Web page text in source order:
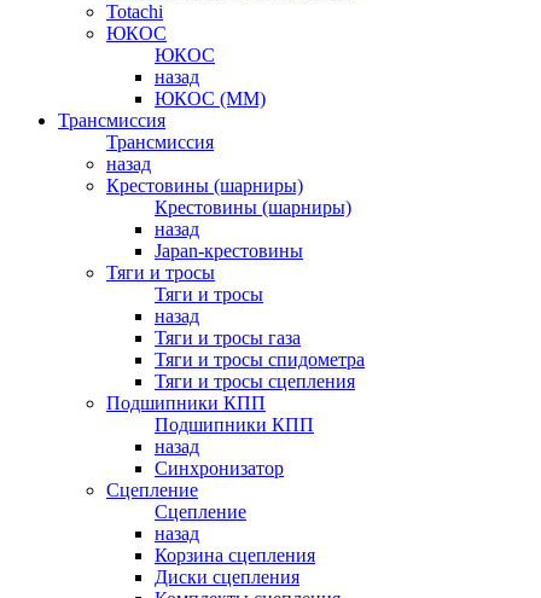
Totachi
ЮКОС
ЮКОС
назад
ЮКОС (ММ)
Трансмиссия
Трансмиссия
назад
Крестовины (шарниры)
Крестовины (шарниры)
назад
Japan-крестовины
Тяги и тросы
Тяги и тросы
назад
Тяги и тросы газа
Тяги и тросы спидометра
Тяги и тросы сцепления
Подшипники КПП
Подшипники КПП
назад
Синхронизатор
Сцепление
Сцепление
назад
Корзина сцепления
Диски сцепления